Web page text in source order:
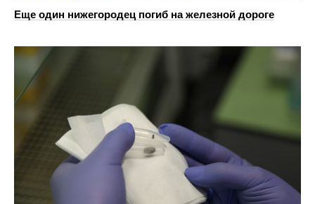
Еще один нижегородец погиб на железной дороге